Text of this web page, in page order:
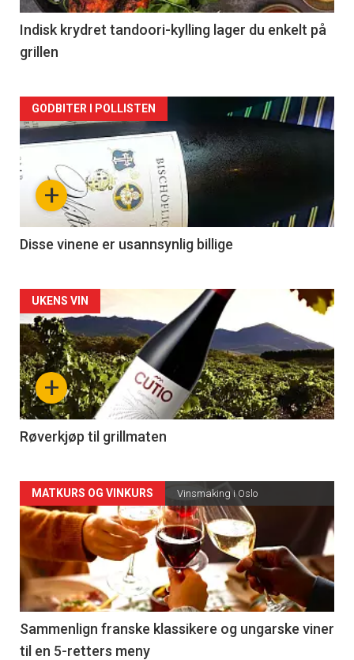
2
Indisk krydret tandoori-kylling lager du enkelt på
grillen
Forsiden
akkurat
nå
3
+
GODBITER I POLLISTEN
Disse vinene er usannsynlig billige
Forsiden
akkurat
nå
-
4
+
UKENS VIN
Røverkjøp til grillmaten
Forsiden
akkurat
nå
-
5
MATKURS OG VINKURS Vinsmaking i Oslo
Sammenlign franske klassikere og ungarske viner
til en 5-retters meny